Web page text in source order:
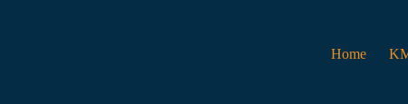
Home